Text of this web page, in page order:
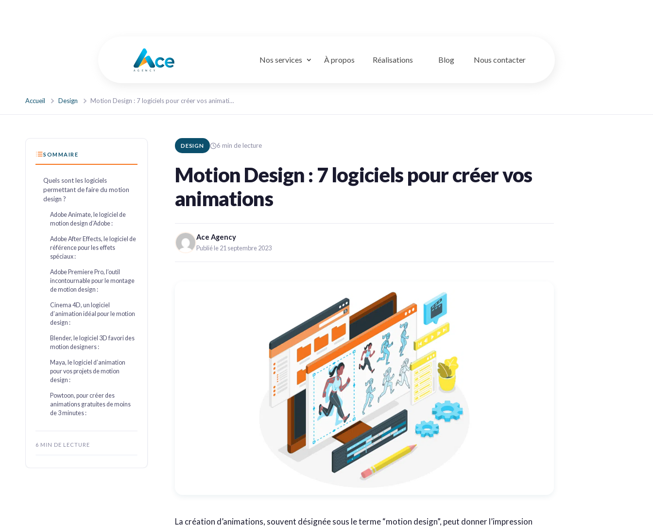
Nos services À propos Réalisations Blog Nous contacter
Accueil Design Motion Design : 7 logiciels pour créer vos animations
SOMMAIRE
Quels sont les logiciels
permettant de faire du motion
design ?
Adobe Animate, le logiciel de
motion design d’Adobe :
Adobe After Effects, le logiciel de
référence pour les effets
spéciaux :
Adobe Premiere Pro, l’outil
incontournable pour le montage
de motion design :
Cinema 4D, un logiciel
d’animation idéal pour le motion
design :
Blender, le logiciel 3D favori des
motion designers :
Maya, le logiciel d’animation
pour vos projets de motion
design :
Powtoon, pour créer des
animations gratuites de moins
de 3 minutes :
6 MIN DE LECTURE
DESIGN 6 min de lecture
Motion Design : 7 logiciels pour créer vos
animations
Ace Agency
Publié le 21 septembre 2023
La création d’animations, souvent désignée sous le terme “motion design”, peut donner l’impression